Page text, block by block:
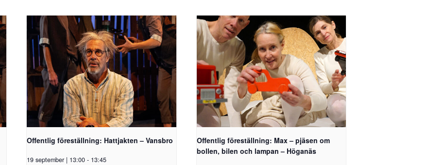
Offentlig föreställning: Hattjakten – Vansbro
19 september | 13:00 - 13:45
Offentlig föreställning: Max – pjäsen om
bollen, bilen och lampan – Höganäs